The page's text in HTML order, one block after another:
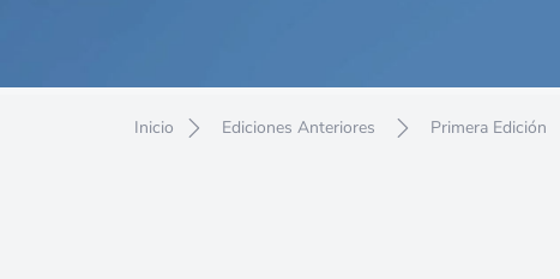
Inicio Ediciones Anteriores Primera Edición